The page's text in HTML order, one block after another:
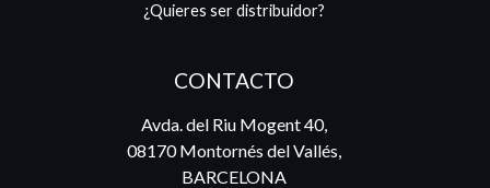
¿Quieres ser distribuidor?
CONTACTO
Avda. del Riu Mogent 40,
08170 Montornés del Vallés,
BARCELONA